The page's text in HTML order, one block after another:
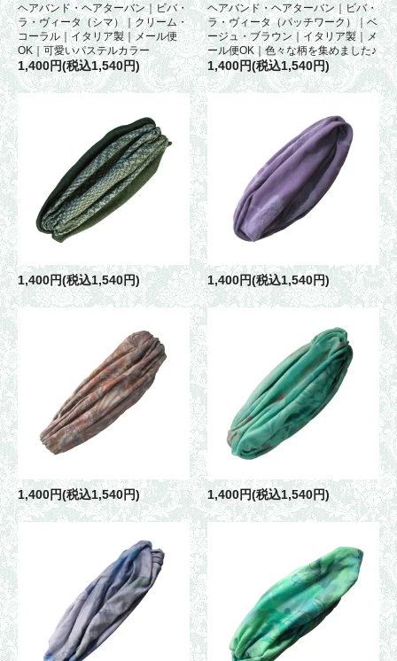
ヘアバンド・ヘアターバン｜ビバ・
ラ・ヴィータ（シマ）｜クリーム・
コーラル｜イタリア製｜メール便
OK｜可愛いパステルカラー
1,400円(税込1,540円)
ヘアバンド・ヘアターバン｜ビバ・
ラ・ヴィータ（パッチワーク）｜ベ
ージュ・ブラウン｜イタリア製｜メ
ール便OK｜色々な柄を集めました♪
1,400円(税込1,540円)
1,400円(税込1,540円) 1,400円(税込1,540円)
1,400円(税込1,540円) 1,400円(税込1,540円)